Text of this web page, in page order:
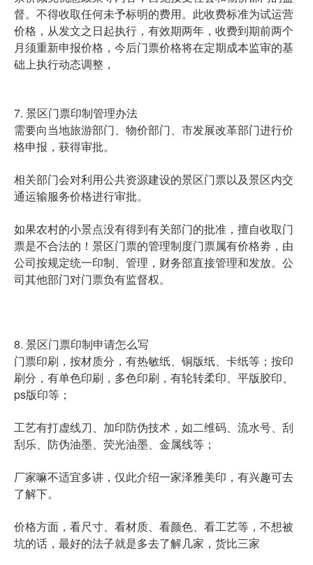
督。不得收取任何未予标明的费用。此收费标准为试运营
价格，从发文之日起执行，有效期两年，收费到期前两个
月须重新申报价格，今后门票价格将在定期成本监审的基
础上执行动态调整，
7. 景区门票印制管理办法
需要向当地旅游部门、物价部门、市发展改革部门进行价
格申报，获得审批。
相关部门会对利用公共资源建设的景区门票以及景区内交
通运输服务价格进行审批。
如果农村的小景点没有得到有关部门的批准，擅自收取门
票是不合法的！景区门票的管理制度门票属有价格劵，由
公司按规定统一印制、管理，财务部直接管理和发放。公
司其他部门对门票负有监督权。
8. 景区门票印制申请怎么写
门票印刷，按材质分，有热敏纸、铜版纸、卡纸等；按印
刷分，有单色印刷，多色印刷，有轮转柔印、平版胶印、
ps版印等；
工艺有打虚线刀、加印防伪技术，如二维码、流水号、刮
刮乐、防伪油墨、荧光油墨、金属线等；
厂家嘛不适宜多讲，仅此介绍一家泽雅美印，有兴趣可去
了解下。
价格方面，看尺寸、看材质、看颜色、看工艺等，不想被
坑的话，最好的法子就是多去了解几家，货比三家